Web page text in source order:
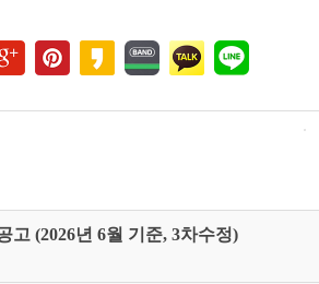
고 (2026년 6월 기준, 3차수정)